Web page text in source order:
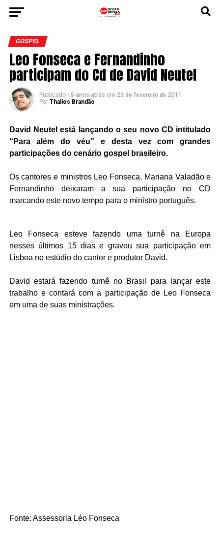
GOSPEL
Leo Fonseca e Fernandinho
participam do Cd de David Neutel
Publicado 15 anos atrás em 23 de fevereiro de 2011
Por Thalles Brandão
David Neutel está lançando o seu novo CD intitulado
“Para além do véu” e desta vez com grandes
participações do cenário gospel brasileiro.
Os cantores e ministros Leo Fonseca, Mariana Valadão e
Fernandinho deixaram a sua participação no CD
marcando este novo tempo para o ministro português.
Leo Fonseca esteve fazendo uma turnê na Europa
nesses últimos 15 dias e gravou sua participação em
Lisboa no estúdio do cantor e produtor David.
David estará fazendo turnê no Brasil para lançar este
trabalho e contará com a participação de Leo Fonseca
em uma de suas ministrações.
Fonte: Assessoria Léo Fonseca